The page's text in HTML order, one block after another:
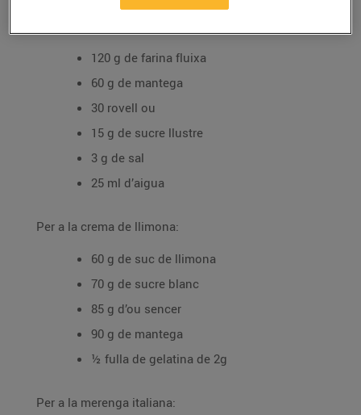
120 g de farina fluixa
60 g de mantega
30 rovell ou
15 g de sucre llustre
3 g de sal
25 ml d’aigua
Per a la crema de llimona:
60 g de suc de llimona
70 g de sucre blanc
85 g d’ou sencer
90 g de mantega
½ fulla de gelatina de 2g
Per a la merenga italiana: